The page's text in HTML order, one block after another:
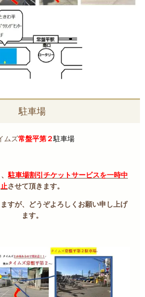
駐車場
ムズ常盤平第２駐車場
駐車場割引チケットサービスを一時中
止させて頂きます。
すが、どうぞよろしくお願い申し上げ
ます。